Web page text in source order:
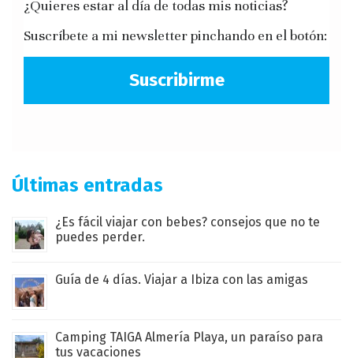
¿Quieres estar al día de todas mis noticias?
Suscríbete a mi newsletter pinchando en el botón:
Suscribirme
Últimas entradas
¿Es fácil viajar con bebes? consejos que no te
puedes perder.
Guía de 4 días. Viajar a Ibiza con las amigas
Camping TAIGA Almería Playa, un paraíso para
tus vacaciones